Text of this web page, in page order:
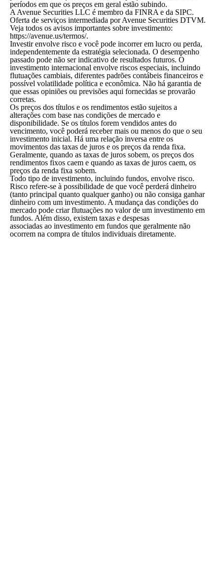
períodos em que os preços em geral estão subindo.
A Avenue Securities LLC é membro da FINRA e da SIPC.
Oferta de serviços intermediada por Avenue Securities DTVM.
Veja todos os avisos importantes sobre investimento:
https://avenue.us/termos/.
Investir envolve risco e você pode incorrer em lucro ou perda,
independentemente da estratégia selecionada. O desempenho
passado pode não ser indicativo de resultados futuros. O
investimento internacional envolve riscos especiais, incluindo
flutuações cambiais, diferentes padrões contábeis financeiros e
possível volatilidade política e econômica. Não há garantia de
que essas opiniões ou previsões aqui fornecidas se provarão
corretas.
Os preços dos títulos e os rendimentos estão sujeitos a
alterações com base nas condições de mercado e
disponibilidade. Se os títulos forem vendidos antes do
vencimento, você poderá receber mais ou menos do que o seu
investimento inicial. Há uma relação inversa entre os
movimentos das taxas de juros e os preços da renda fixa.
Geralmente, quando as taxas de juros sobem, os preços dos
rendimentos fixos caem e quando as taxas de juros caem, os
preços da renda fixa sobem.
Todo tipo de investimento, incluindo fundos, envolve risco.
Risco refere-se à possibilidade de que você perderá dinheiro
(tanto principal quanto qualquer ganho) ou não consiga ganhar
dinheiro com um investimento. A mudança das condições do
mercado pode criar flutuações no valor de um investimento em
fundos. Além disso, existem taxas e despesas
associadas ao investimento em fundos que geralmente não
ocorrem na compra de títulos individuais diretamente.